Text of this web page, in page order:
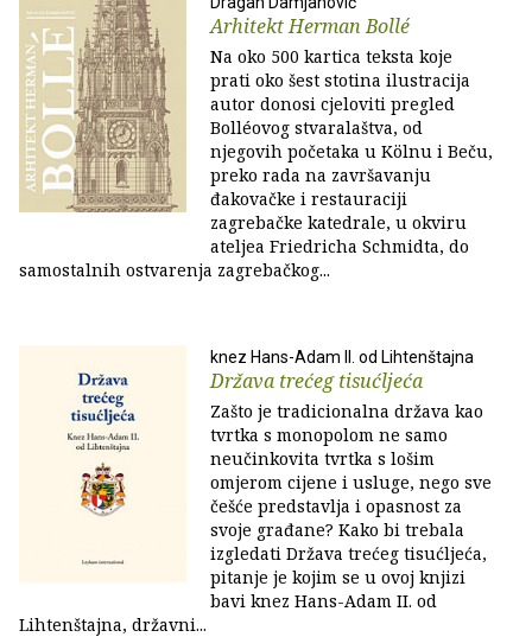
Arhitekt Herman Bollé
Na oko 500 kartica teksta koje
prati oko šest stotina ilustracija
autor donosi cjeloviti pregled
Bolléovog stvaralaštva, od
njegovih početaka u Kölnu i Beču,
preko rada na završavanju
đakovačke i restauraciji
zagrebačke katedrale, u okviru
ateljea Friedricha Schmidta, do
samostalnih ostvarenja zagrebačkog...
knez Hans-Adam II. od Lihtenštajna
Država trećeg tisućljeća
Zašto je tradicionalna država kao
tvrtka s monopolom ne samo
neučinkovita tvrtka s lošim
omjerom cijene i usluge, nego sve
češće predstavlja i opasnost za
svoje građane? Kako bi trebala
izgledati Država trećeg tisućljeća,
pitanje je kojim se u ovoj knjizi
bavi knez Hans-Adam II. od
Lihtenštajna, državni...